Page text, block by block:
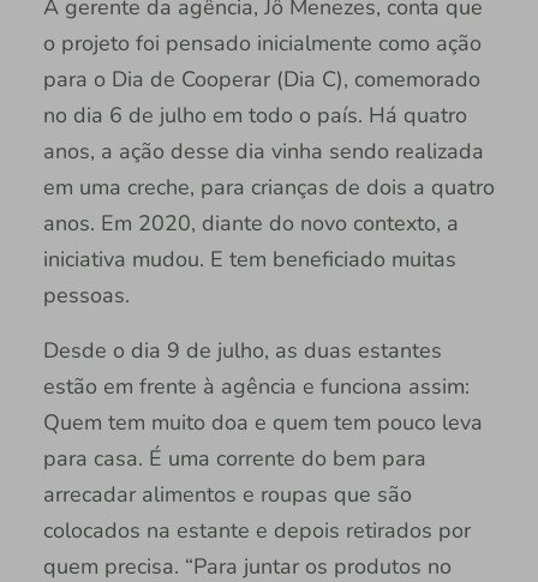
A gerente da agência, Jô Menezes, conta que
o projeto foi pensado inicialmente como ação
para o Dia de Cooperar (Dia C), comemorado
no dia 6 de julho em todo o país. Há quatro
anos, a ação desse dia vinha sendo realizada
em uma creche, para crianças de dois a quatro
anos. Em 2020, diante do novo contexto, a
iniciativa mudou. E tem beneficiado muitas
pessoas.
Desde o dia 9 de julho, as duas estantes
estão em frente à agência e funciona assim:
Quem tem muito doa e quem tem pouco leva
para casa. É uma corrente do bem para
arrecadar alimentos e roupas que são
colocados na estante e depois retirados por
quem precisa. “Para juntar os produtos no